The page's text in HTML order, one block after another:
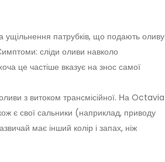
ущільнення патрубків, що подають оливу
сліди оливи навколо
це частіше вказує на знос самої
з витоком трансмісійної. На Octavia
є свої сальники (наприклад, приводу
має інший колір і запах, ніж